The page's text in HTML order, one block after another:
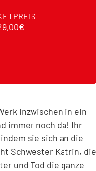
inzwischen in ein
immer noch da! Ihr
sie sich an die
Schwester Katrin, die
und Tod die ganze